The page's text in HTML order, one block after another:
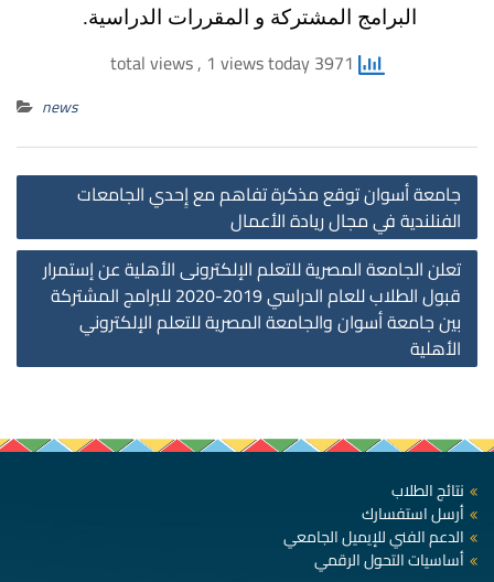
البرامج المشتركة و المقررات الدراسية.
, 1 views today
news
جامعة أسوان توقع مذكرة تفاهم مع إِحدي الجامعات
الفنلندية في مجال ريادة الأعمال
تعلن الجامعة المصرية للتعلم الإلكترونى الأهلية عن إستمرار
قبول الطلاب للعام الدراسي 2019-2020 للبرامج المشتركة
بين جامعة أسوان والجامعة المصرية للتعلم الإلكتروني
الأهلية
نتائج الطلاب
أرسل استفسارك
الدعم الفني للإيميل الجامعي
أساسيات التحول الرقمي